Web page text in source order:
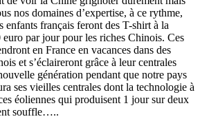
nos domaines d’expertise, à ce rythme,
enfants français feront des T-shirt à la
euro par jour pour les riches Chinois. Ces
en France en vacances dans des
et s’éclaireront grâce à leur centrales
génération pendant que notre pays
ses vieilles centrales dont la technologie à
éoliennes qui produisent 1 jour sur deux
souffle…..